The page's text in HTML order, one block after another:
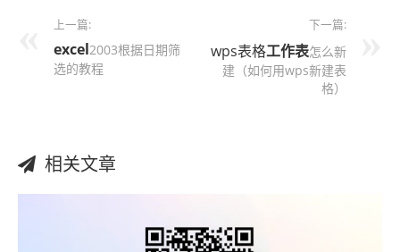
上一篇:
excel2003根据日期筛
选的教程
下一篇:
wps表格工作表怎么新
建（如何用wps新建表
格）
相关文章